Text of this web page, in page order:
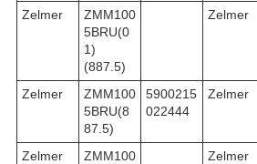
Zelmer
ZMM100
5BRU(0
1)
(887.5)
Zelmer
Zelmer
ZMM100
5BRU(8
87.5)
5900215
022444
Zelmer
Zelmer
ZMM100
Zelmer